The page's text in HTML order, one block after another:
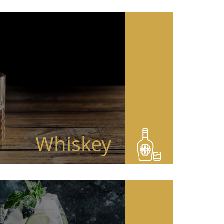
Whiskey